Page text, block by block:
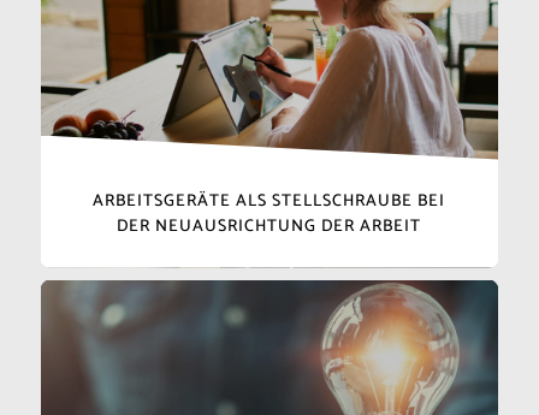
ARBEITSGERÄTE ALS STELLSCHRAUBE BEI
DER NEUAUSRICHTUNG DER ARBEIT